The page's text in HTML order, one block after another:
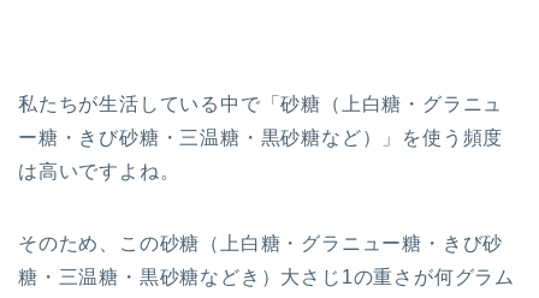
私たちが生活している中で「砂糖（上白糖・グラニュ
ー糖・きび砂糖・三温糖・黒砂糖など）」を使う頻度
は高いですよね。
そのため、この砂糖（上白糖・グラニュー糖・きび砂
糖・三温糖・黒砂糖などき）大さじ1の重さが何グラム